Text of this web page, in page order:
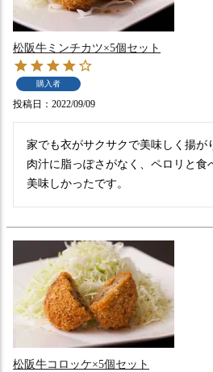
松阪牛ミンチカツ×5個セット
購入者
投稿日 2022/09/09
家でも衣がサクサクで美味しく揚が
肉汁に脂っぽさがなく、ペロリと食
美味しかったです。
松阪牛コロッケ×5個セット